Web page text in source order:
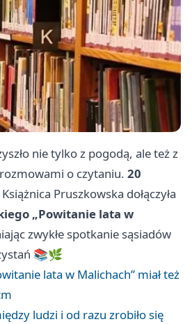
nie tylko z pogodą, ale też z
o czytaniu. 20
Książnica Pruszkowska dołączyła
„Powitanie lata w
zwykłe spotkanie sąsiadów
📚🌿
lata w Malichach” miał też
ludzi i od razu zrobiło się